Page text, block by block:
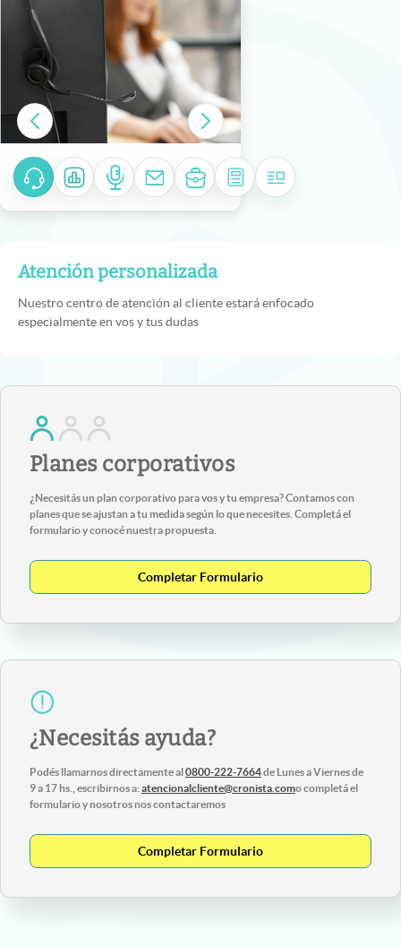
Atención personalizada
Nuestro centro de atención al cliente estará enfocado
especialmente en vos y tus dudas
Planes corporativos
¿Necesitás un plan corporativo para vos y tu empresa? Contamos con
planes que se ajustan a tu medida según lo que necesites. Completá el
formulario y conocé nuestra propuesta.
Completar Formulario
¿Necesitás ayuda?
Podés llamarnos directamente al 0800-222-7664de Lunes a Viernes de
9 a 17 hs., escribirnos a:atencionalcliente@cronista.como completá el
formulario y nosotros nos contactaremos
Completar Formulario